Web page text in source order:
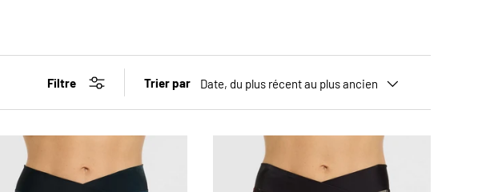
Filtre Trier par Date, du plus récent au plus ancien